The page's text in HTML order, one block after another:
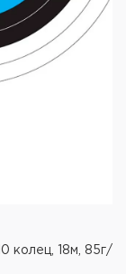
колец, 18м, 85г/м,